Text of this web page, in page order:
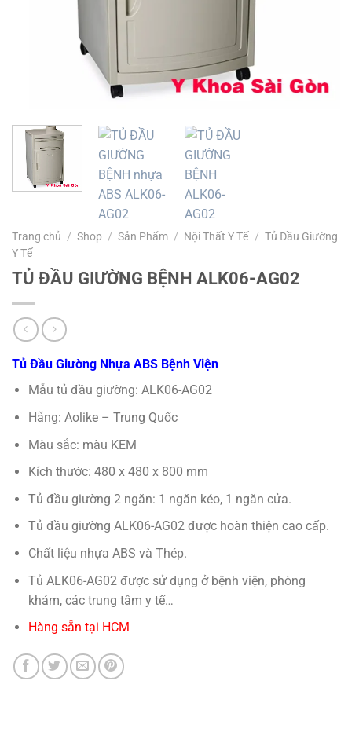
Trang chủ / Shop / Sản Phẩm / Nội Thất Y Tế / Tủ Đầu Giường
Y Tế
TỦ ĐẦU GIƯỜNG BỆNH ALK06-AG02
Tủ Đầu Giường Nhựa ABS Bệnh Viện
Mẫu tủ đầu giường: ALK06-AG02
Hãng: Aolike – Trung Quốc
Màu sắc: màu KEM
Kích thước: 480 x 480 x 800 mm
Tủ đầu giường 2 ngăn: 1 ngăn kéo, 1 ngăn cửa.
Tủ đầu giường ALK06-AG02 được hoàn thiện cao cấp.
Chất liệu nhựa ABS và Thép.
Tủ ALK06-AG02 được sử dụng ở bệnh viện, phòng
khám, các trung tâm y tế…
Hàng sẵn tại HCM